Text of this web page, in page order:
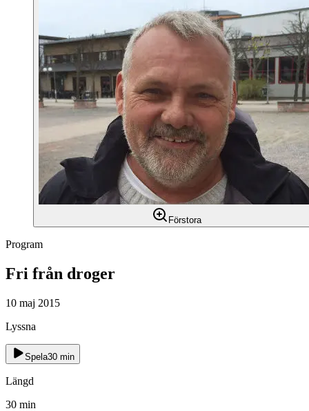
Förstora
Program
Fri från droger
10 maj 2015
Lyssna
Spela30 min
Längd
30 min